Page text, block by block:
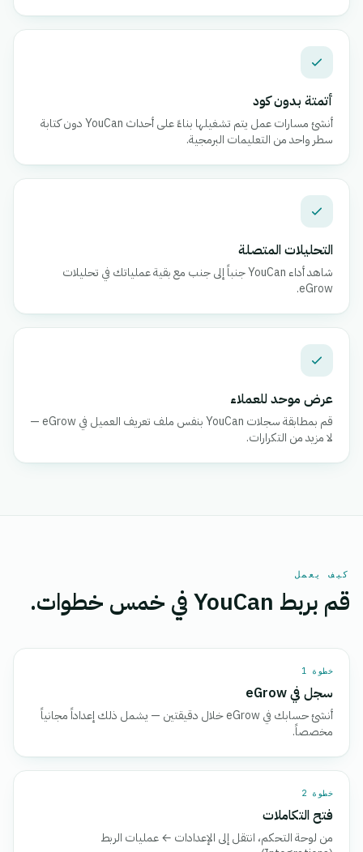
أتمتة بدون كود
أنشئ مسارات عمل يتم تشغيلها بناءً على أحداث YouCan دون كتابة
سطر واحد من التعليمات البرمجية.
التحليلات المتصلة
شاهد أداء YouCan جنباً إلى جنب مع بقية عملياتك في تحليلات
eGrow.
عرض موحد للعملاء
قم بمطابقة سجلات YouCan بنفس ملف تعريف العميل في eGrow —
لا مزيد من التكرارات.
كيف يعمل
قم بربط YouCan في خمس خطوات.
خطوة 1
سجل في eGrow
أنشئ حسابك في eGrow خلال دقيقتين — يشمل ذلك إعداداً مجانياً
مخصصاً.
خطوة 2
فتح التكاملات
من لوحة التحكم، انتقل إلى الإعدادات ← عمليات الربط